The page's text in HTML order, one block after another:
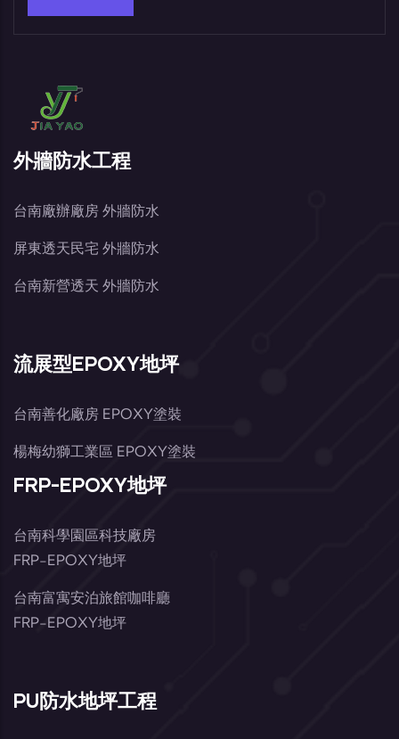
外牆防水工程
台南廠辦廠房 外牆防水
屏東透天民宅 外牆防水
台南新營透天 外牆防水
流展型EPOXY地坪
台南善化廠房 EPOXY塗裝
楊梅幼獅工業區 EPOXY塗裝
FRP-EPOXY地坪
台南科學園區科技廠房
FRP-EPOXY地坪
台南富寓安泊旅館咖啡廳
FRP-EPOXY地坪
PU防水地坪工程